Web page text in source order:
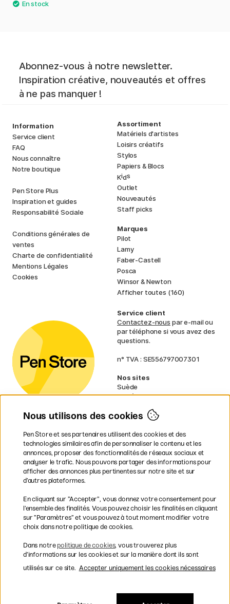
Abonnez-vous à notre newsletter.
Inspiration créative, nouveautés et offres
à ne pas manquer !
Information
Service client
FAQ
Nous connaître
Notre boutique
Pen Store Plus
Inspiration et guides
Responsabilité Sociale
Conditions générales de
ventes
Charte de confidentialité
Mentions Légales
Cookies
Assortiment
Matériels d'artistes
Loisirs créatifs
Stylos
Papiers & Blocs
Kids
Outlet
Nouveautés
Staff picks
Marques
Pilot
Lamy
Faber-Castell
Posca
Winsor & Newton
Afficher toutes (160)
Service client
Contactez-nous par e-mail ou
par téléphone si vous avez des
questions.
n° TVA : SE556797007301
Nos sites
Suède
Norvège
Finlande
Irlande
Pays-Bas
Royaume-Uni
UE
volumineux.
Les modes de paiement
Nous utilisons des cookies
Pen Store et ses partenaires utilisent des cookies et des
technologies similaires afin de personnaliser le contenu et les
annonces, proposer des fonctionnalités de réseaux sociaux et
analyser le trafic. Nous pouvons partager des informations pour
afficher des annonces plus pertinentes sur notre site et sur
d’autres plateformes.
En cliquant sur ”Accepter”, vous donnez votre consentement pour
l’ensemble des finalités. Vous pouvez choisir les finalités en cliquant
sur ”Paramètres” et vous pouvez à tout moment modifier votre
choix dans notre politique de cookies.
Dans notre politique de cookies, vous trouverez plus
d’informations sur les cookies et sur la manière dont ils sont
utilisés sur ce site. Accepter uniquement les cookies nécessaires